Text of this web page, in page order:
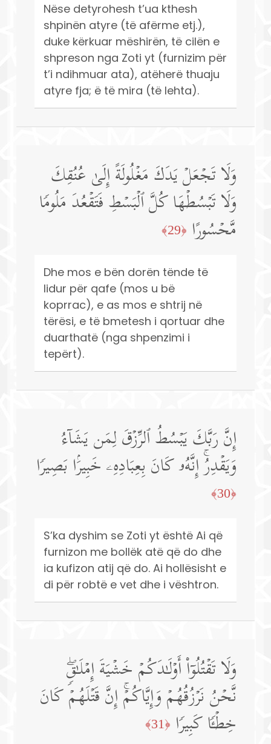
Nëse detyrohesh t’ua kthesh
shpinën atyre (të afërme etj.),
duke kërkuar mëshirën, të cilën e
shpreson nga Zoti yt (furnizim për
t’i ndihmuar ata), atëherë thuaju
atyre fja; ë të mira (të lehta).
وَلَا تَجۡعَلۡ یَدَكَ مَغۡلُولَةً إِلَىٰ عُنُقِكَ
وَلَا تَبۡسُطۡهَا كُلَّ ٱلۡبَسۡطِ فَتَقۡعُدَ مَلُومࣰا
مَّحۡسُورًا ﴿29﴾
Dhe mos e bën dorën tënde të
lidur për qafe (mos u bë
koprrac), e as mos e shtrij në
tërësi, e të bmetesh i qortuar dhe
duarthatë (nga shpenzimi i
tepërt).
إِنَّ رَبَّكَ یَبۡسُطُ ٱلرِّزۡقَ لِمَن یَشَاۤءُ
وَیَقۡدِرُۚ إِنَّهُۥ كَانَ بِعِبَادِهِۦ خَبِیرَۢا بَصِیرࣰا
﴿30﴾
S’ka dyshim se Zoti yt është Ai që
furnizon me bollëk atë që do dhe
ia kufizon atij që do. Ai hollësisht e
di për robtë e vet dhe i vështron.
وَلَا تَقۡتُلُوۤا۟ أَوۡلَـٰدَكُمۡ خَشۡیَةَ إِمۡلَـٰقࣲۖ
نَّحۡنُ نَرۡزُقُهُمۡ وَإِیَّاكُمۡۚ إِنَّ قَتۡلَهُمۡ كَانَ
خِطۡـࣰٔا كَبِیرࣰا ﴿31﴾